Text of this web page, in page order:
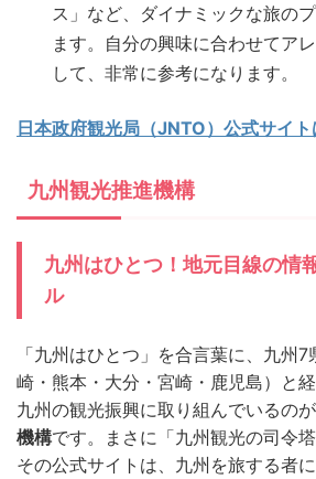
ス」など、ダイナミックな旅の
ます。自分の興味に合わせてア
して、非常に参考になります。
日本政府観光局（JNTO）公式サイト
九州観光推進機構
九州はひとつ！地元目線の情
ル
「九州はひとつ」を合言葉に、九州
崎・熊本・大分・宮崎・鹿児島）と
九州の観光振興に取り組んでいるの
機構です。まさに「九州観光の司令
その公式サイトは、九州を旅する者